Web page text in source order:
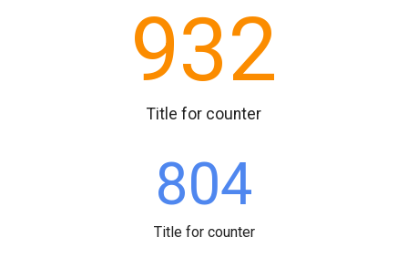
932
Title for counter
804
Title for counter